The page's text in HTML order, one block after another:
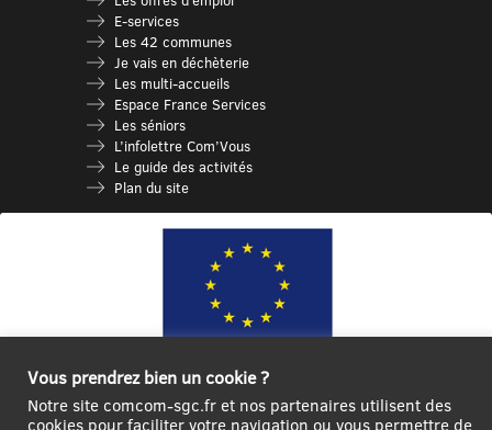
E-services
Les 42 communes
Je vais en déchèterie
Les multi-accueils
Espace France Services
Les séniors
L’infolettre Com’Vous
Le guide des activités
Plan du site
Ce site internet a été cofinancé par l’Union européenne avec le Fonds
Européen de Développement Régional à hauteur de 12 572€
Vous prendrez bien un cookie ?
Notre site comcom-sgc.fr et nos partenaires utilisent des
cookies pour faciliter votre navigation ou vous permettre de